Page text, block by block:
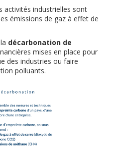
activités industrielles sont
émissions de gaz à effet de
décarbonation de
mises en place pour
des industries ou faire
polluants.